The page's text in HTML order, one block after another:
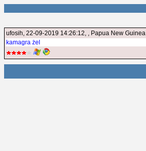
ufosih, 22-09-2019 14:26:12, , Papua New Guinea
kamagra żel